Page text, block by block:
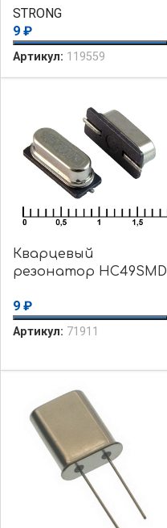
STRONG
9 ₽
Артикул: 119559
Кварцевый
резонатор HC49SMD
9 ₽
Артикул: 71911